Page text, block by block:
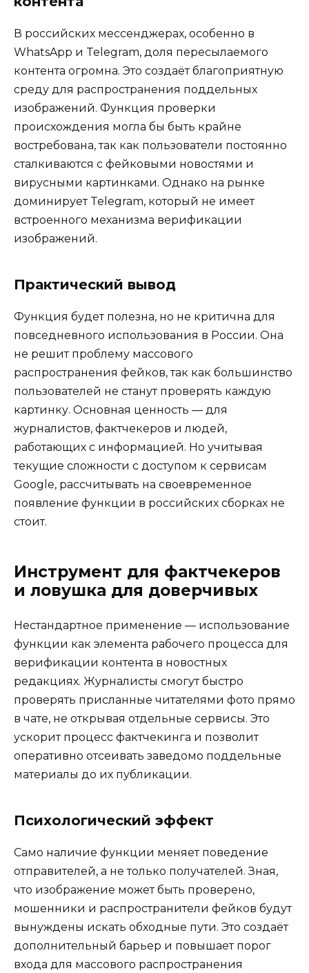
В российских мессенджерах, особенно в
WhatsApp и Telegram, доля пересылаемого
контента огромна. Это создаёт благоприятную
среду для распространения поддельных
изображений. Функция проверки
происхождения могла бы быть крайне
востребована, так как пользователи постоянно
сталкиваются с фейковыми новостями и
вирусными картинками. Однако на рынке
доминирует Telegram, который не имеет
встроенного механизма верификации
изображений.
Практический вывод
Функция будет полезна, но не критична для
повседневного использования в России. Она
не решит проблему массового
распространения фейков, так как большинство
пользователей не станут проверять каждую
картинку. Основная ценность — для
журналистов, фактчекеров и людей,
работающих с информацией. Но учитывая
текущие сложности с доступом к сервисам
Google, рассчитывать на своевременное
появление функции в российских сборках не
стоит.
Инструмент для фактчекеров
и ловушка для доверчивых
Нестандартное применение — использование
функции как элемента рабочего процесса для
верификации контента в новостных
редакциях. Журналисты смогут быстро
проверять присланные читателями фото прямо
в чате, не открывая отдельные сервисы. Это
ускорит процесс фактчекинга и позволит
оперативно отсеивать заведомо поддельные
материалы до их публикации.
Психологический эффект
Само наличие функции меняет поведение
отправителей, а не только получателей. Зная,
что изображение может быть проверено,
мошенники и распространители фейков будут
вынуждены искать обходные пути. Это создаёт
дополнительный барьер и повышает порог
входа для массового распространения